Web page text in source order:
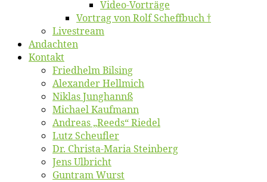
Vi­deo-Vor­trä­ge
Vor­trag von Rolf Scheffbuch †
Live­stream
An­dach­ten
Kon­takt
Fried­helm Bilsing
Alex­an­der Hellmich
Ni­klas Junghannß
Mi­cha­el Kaufmann
An­dre­as „Reeds“ Riedel
Lutz Scheuf­ler
Dr. Chris­­ta-Ma­ria Steinberg
Jens Ulb­richt
Gun­tram Wurst